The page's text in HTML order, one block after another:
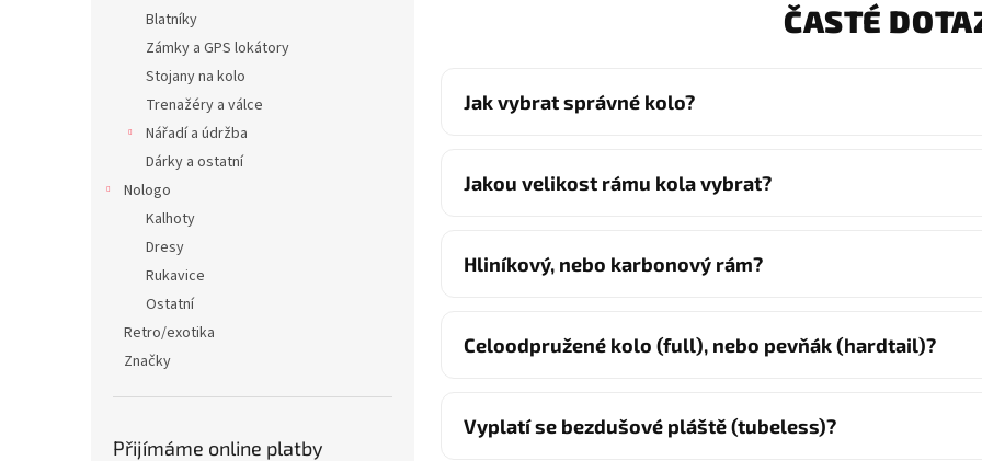
Blatníky
Zámky a GPS lokátory
Stojany na kolo
Trenažéry a válce
Nářadí a údržba
Dárky a ostatní
Nologo
Kalhoty
Dresy
Rukavice
Ostatní
Retro/exotika
Značky
Přijímáme online platby
ČASTÉ
Jak vybrat správné kolo?
Jakou velikost rámu kola vybrat?
Hliníkový, nebo karbonový rám?
Celoodpružené kolo (full), nebo pevňák (hardtail)?
Vyplatí se bezdušové pláště (tubeless)?